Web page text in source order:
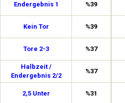
Endergebnis 1 %39
Kein Tor %39
Tore 2-3 %37
Halbzeit /
Endergebnis 2/2
%37
2,5 Unter %31